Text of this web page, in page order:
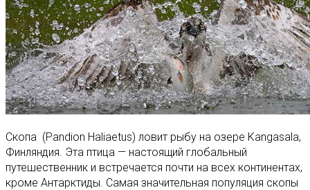
Скопа (Pandion Haliaetus) ловит рыбу на озере Kangasala,
Финляндия. Эта птица — настоящий глобальный
путешественник и встречается почти на всех континентах,
кроме Антарктиды. Самая значительная популяция скопы